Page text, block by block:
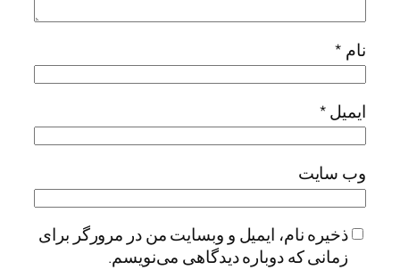
نام *
ایمیل*
وب‌ سایت
ذخیره نام، ایمیل و وبسایت من در مرورگر برای
زمانی که دوباره دیدگاهی می‌نویسم.